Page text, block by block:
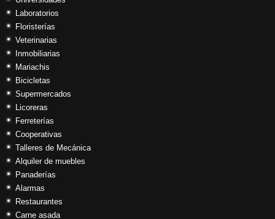
Laboratorios
Floristerías
Veterinarias
Inmobiliarias
Mariachis
Bicicletas
Supermercados
Licoreras
Ferreterías
Cooperativas
Talleres de Mecánica
Alquiler de muebles
Panaderías
Alarmas
Restaurantes
Carne asada